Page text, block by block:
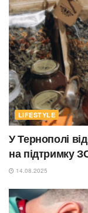
LIFESTYLE
У Тернополі
на підтримку
14.08.2025